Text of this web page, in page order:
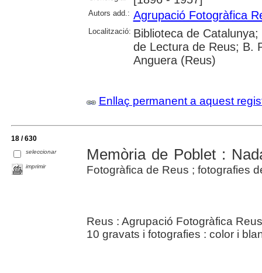
Autors add.: Agrupació Fotogràfica
Localització: Biblioteca de
de Lectura de Reus; B.
Anguera (Reus)
Enllaç permanent a aquest
18 / 630
seleccionar
imprimir
Memòria de Poblet :
Fotogràfica de Reus ; fotografies
Reus : Agrupació Fotogràfica
10 gravats i fotografies : color i